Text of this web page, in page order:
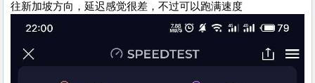
往新加坡方向，延迟感觉很差，不过可以跑满速度